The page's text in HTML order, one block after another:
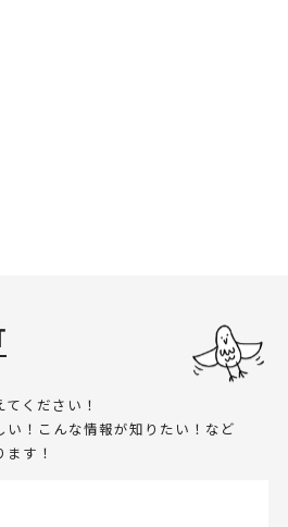
ください！
い！こんな情報が知りたい！など
す！